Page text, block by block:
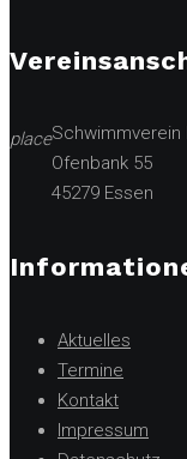
placeSchwimmverein
Ofenbank 55
45279 Essen
Aktuelles
Termine
Kontakt
Impressum